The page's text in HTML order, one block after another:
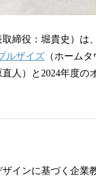
取締役：堀貴史）
ルザイズ （ホーム
人）と2024年度の
インに基づく企業